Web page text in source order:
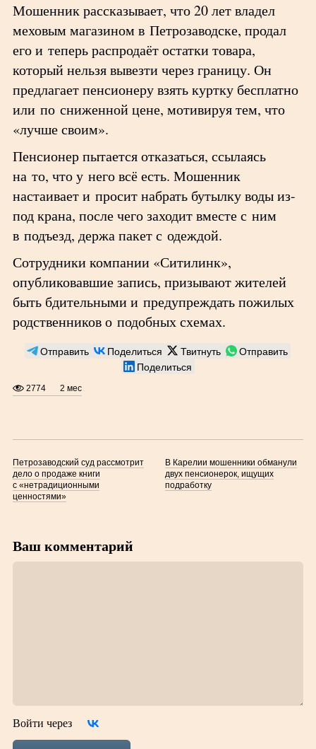
Мошенник рассказывает, что 20 лет владел
меховым магазином в Петрозаводске, продал
его и теперь распродаёт остатки товара,
который нельзя вывезти через границу. Он
предлагает пенсионеру взять куртку бесплатно
или по сниженной цене, мотивируя тем, что
«лучше своим».
Пенсионер пытается отказаться, ссылаясь
на то, что у него всё есть. Мошенник
настаивает и просит набрать бутылку воды из-
под крана, после чего заходит вместе с ним
в подъезд, держа пакет с одеждой.
Сотрудники компании «Ситилинк»,
опубликовавшие запись, призывают жителей
быть бдительными и предупреждать пожилых
родственников о подобных схемах.
Отправить Поделиться Твитнуть
Отправить
Поделиться
2774 2 мес
Петрозаводский суд рассмотрит
дело о продаже книги
с «нетрадиционными
ценностями»
В Карелии мошенники обманули
двух пенсионерок, ищущих
подработку
Ваш комментарий
Войти через